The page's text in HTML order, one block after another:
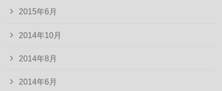
2015年6月
2014年10月
2014年8月
2014年6月